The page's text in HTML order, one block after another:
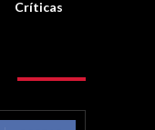
Críticas